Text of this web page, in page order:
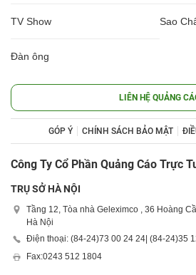
TV Show Sao
Đàn ông
LIÊN HỆ QUẢNG
GÓP Ý CHÍNH SÁCH BẢO MẬT
Công Ty Cổ Phần Quảng Cáo Trực
TRỤ SỞ HÀ NỘI
Tầng 12, Tòa nhà Geleximco , 36 Hoàng
Hà Nội
Điện thoại: (84-24)73 00 24 24 | (84-24)35
Fax:0243 512 1804